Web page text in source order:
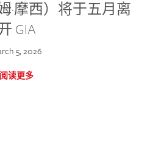
·摩西）将于五月离
GIA
5, 2026
阅读更多